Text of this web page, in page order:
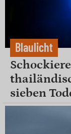
Blaulicht
sieben